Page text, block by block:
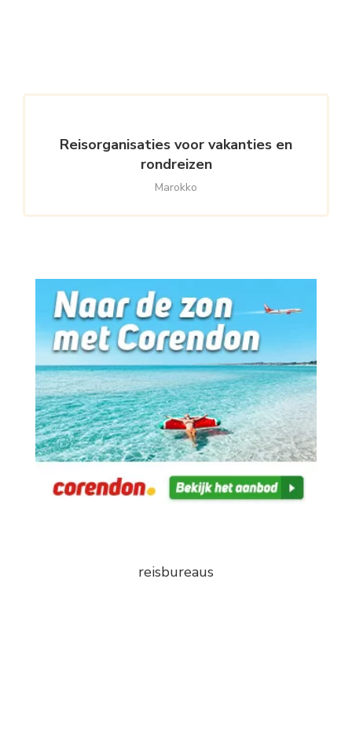
Reisorganisaties voor vakanties en
rondreizen
Marokko
reisbureaus